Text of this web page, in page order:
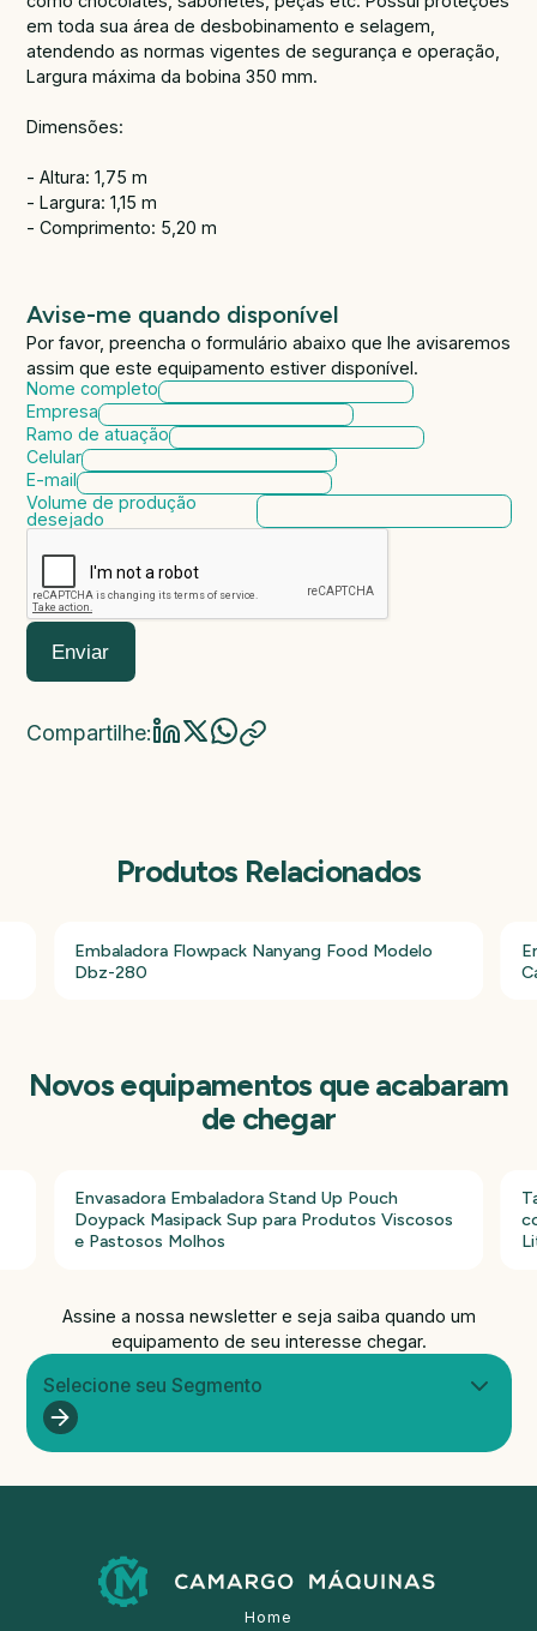
em toda sua área de desbobinamento e selagem,
atendendo as normas vigentes de segurança e operação,
Largura máxima da bobina 350 mm.
Dimensões:
- Altura: 1,75 m
- Largura: 1,15 m
- Comprimento: 5,20 m
Avise-me quando disponível
Por favor, preencha o formulário abaixo que lhe avisaremos
assim que este equipamento estiver disponível.
Nome completo
Empresa
Ramo de atuação
Celular
E-mail
Volume de produção
desejado
Enviar
Compartilhe:
Produtos Relacionados
Embaladora Flowpack Nanyang Food Modelo
Dbz-280
Novos equipamentos que acabaram
de chegar
Envasadora Embaladora Stand Up Pouch
Doypack Masipack Sup para Produtos Viscosos
e Pastosos Molhos
Assine a nossa newsletter e seja saiba quando um
equipamento de seu interesse chegar.
Selecione seu Segmento
Home